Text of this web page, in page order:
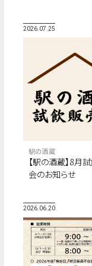
2026.07.25
駅の酒蔵
【駅の酒蔵】8月
会のお知らせ
2026.06.20